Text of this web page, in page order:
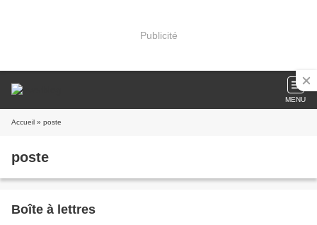
Publicité
MENU
Accueil » poste
poste
Boîte à lettres